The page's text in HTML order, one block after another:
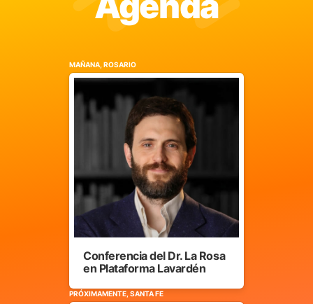
MAÑANA, ROSARIO
Conferencia del Dr. La Rosa
en Plataforma Lavardén
PRÓXIMAMENTE, SANTA FE